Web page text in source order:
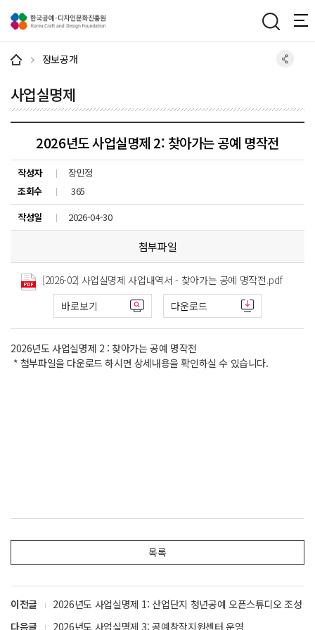
정보공개
사업실명제
2026년도 사업실명제 2: 찾아가는 공예 명작전
작성자
장민정
조회수
365
작성일
2026-04-30
첨부파일
[2026-02] 사업실명제 사업내역서 - 찾아가는 공예 명작전.pdf
바로보기
다운로드
2026년도 사업실명제 2 : 찾아가는 공예 명작전
* 첨부파일을 다운로드 하시면 상세내용을 확인하실 수 있습니다.
목록
이전글
2026년도 사업실명제 1: 산업단지 청년공예 오픈스튜디오 조성
다음글
2026년도 사업실명제 3: 공예창작지원센터 운영